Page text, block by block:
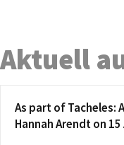
Aktuell
As part of Tacheles:
Hannah Arendt on